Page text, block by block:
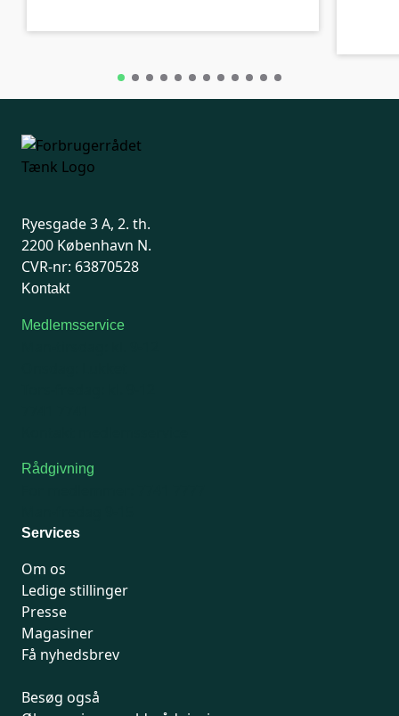
Ryesgade 3 A, 2. th.
2200 København N.
CVR-nr: 63870528
Kontakt
Medlemsservice
Rådgivning
Services
Om os
Ledige stillinger
Presse
Magasiner
Få nyhedsbrev
Besøg også